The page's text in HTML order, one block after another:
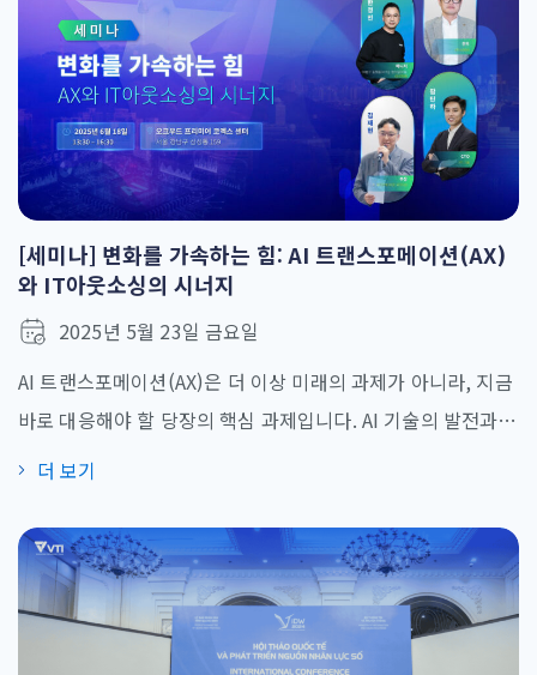
사결정 등 보이지 않는 영역에서도 [...]
[세미나] 변화를 가속하는 힘: AI 트랜스포메이션(AX)
와 IT아웃소싱의 시너지
2025년 5월 23일 금요일
AI 트랜스포메이션(AX)은 더 이상 미래의 과제가 아니라, 지금
바로 대응해야 할 당장의 핵심 과제입니다. AI 기술의 발전과
함께, 국내 기업들의 AI 도입도 빠르게 확대되고 있습니다. 그
통합의 어려움 등 여러 현실적인 과제에 직면해 있습니다. 이로
인해 AI 트랜스포메이션(AX)에 대한 의지는 있지만, 실행 단계
에서 어려움을 겪는 경우가 [...]
더 보기